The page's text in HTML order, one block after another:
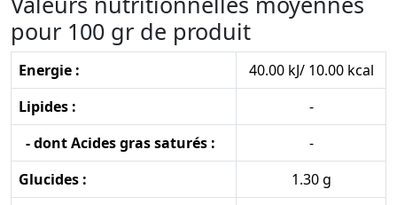
pour 100 gr de produit
Energie :
40.00 kJ/ 10.00 kcal
Lipides :
-
- dont Acides gras saturés :
-
Glucides :
1.30 g